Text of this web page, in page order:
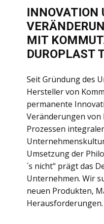
INNOVATION
MIT
DUROPLAST
Seit Gründung des
Hersteller von
permanente
Veränderungen von
Prozessen
Umsetzung der
´s nicht" prägt das
Unternehmen. Wir
neuen Produkten,
Herausforderungen.